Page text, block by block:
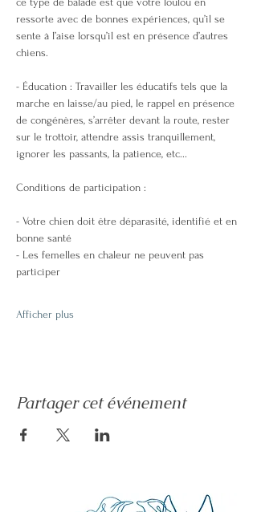
ressorte avec de bonnes expériences, qu’il se
sente à l’aise lorsqu’il est en présence d’autres
chiens.
- Éducation : Travailler les éducatifs tels que la
marche en laisse/au pied, le rappel en présence
de congénères, s’arrêter devant la route, rester
sur le trottoir, attendre assis tranquillement,
ignorer les passants, la patience, etc...
Conditions de participation :
- Votre chien doit être déparasité, identifié et en
bonne santé
- Les femelles en chaleur ne peuvent pas
participer
Afficher plus
Partager cet événement